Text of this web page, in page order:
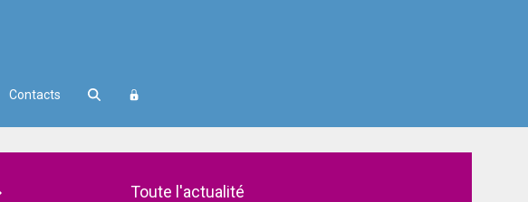
Contacts
Toute l'actualité